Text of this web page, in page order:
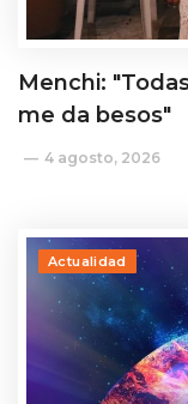
Menchi:
me da besos"
4 agosto, 2026
Actualidad